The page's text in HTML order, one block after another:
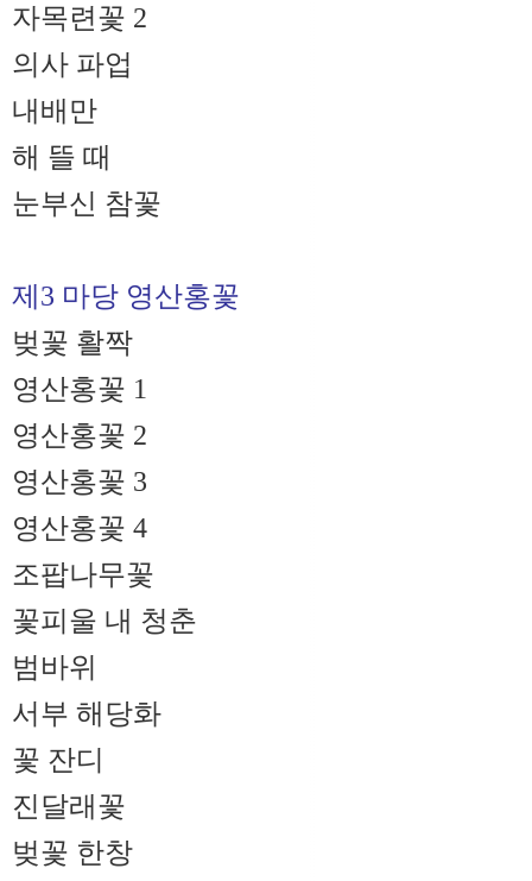
자목련꽃 2
의사 파업
내배만
해 뜰 때
눈부신 참꽃
제3 마당 영산홍꽃
벚꽃 활짝
영산홍꽃 1
영산홍꽃 2
영산홍꽃 3
영산홍꽃 4
조팝나무꽃
꽃피울 내 청춘
범바위
서부 해당화
꽃 잔디
진달래꽃
벚꽃 한창